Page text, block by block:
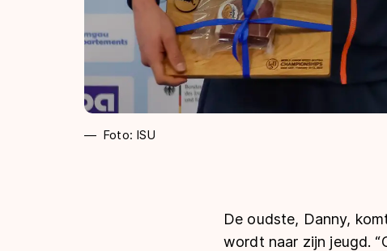
Meer informatie vindt u in ons
Foto: ISU
De oudste, Danny,
wordt naar zijn jeugd.